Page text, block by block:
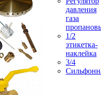
давления
газа
1/2
этикетка-
наклейка
3/4